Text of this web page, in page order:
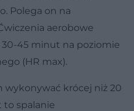
Polega on na
aerobowe
45 minut na poziomie
(HR max).
wykonywać krócej niż 20
to spalanie